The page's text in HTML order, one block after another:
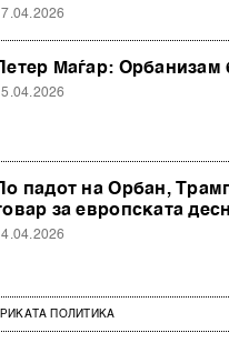
Петер Маѓар: Орбанизам
падот на Орбан,
за европската
ПОЛИТИКА